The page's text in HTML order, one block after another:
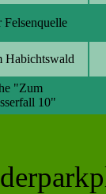
Felsenquelle
Habichtswald
"Zum
10"